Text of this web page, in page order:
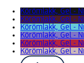
Körömlakk, Gel -
Körömlakk, Gel -
Körömlakk, Gel -
Körömlakk, Gel -
Körömlakk, Gel -
Körömlakk, Gel -